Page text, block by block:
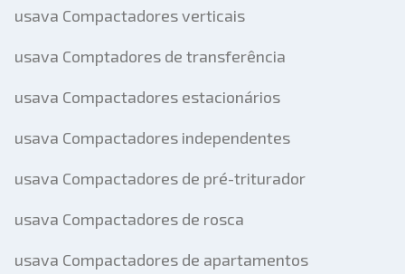
usava Compactadores verticais
usava Comptadores de transferência
usava Compactadores estacionários
usava Compactadores independentes
usava Compactadores de pré-triturador
usava Compactadores de rosca
usava Compactadores de apartamentos